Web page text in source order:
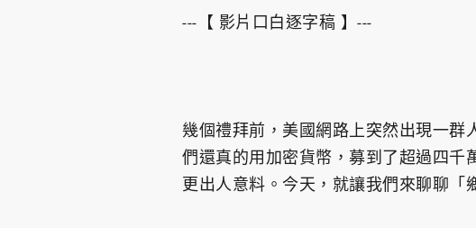
---【 影片口白逐字稿 】---
幾個禮拜前，美國網路上突然出現一
們還真的用加密貨幣，募到了超過四千
更出人意料。今天，就讓我們來聊聊「